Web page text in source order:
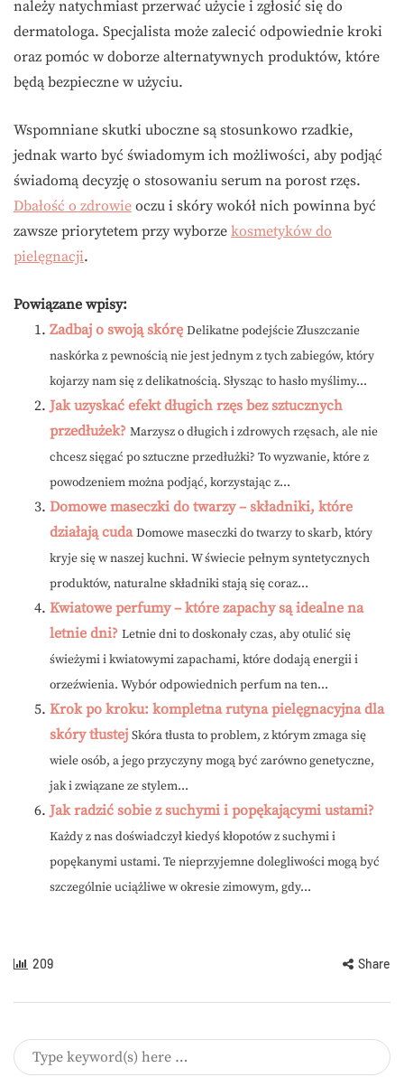
należy natychmiast przerwać użycie i zgłosić się do
dermatologa. Specjalista może zalecić odpowiednie kroki
oraz pomóc w doborze alternatywnych produktów, które
będą bezpieczne w użyciu.
Wspomniane skutki uboczne są stosunkowo rzadkie,
jednak warto być świadomym ich możliwości, aby podjąć
świadomą decyzję o stosowaniu serum na porost rzęs.
Dbałość o zdrowie oczu i skóry wokół nich powinna być
zawsze priorytetem przy wyborze kosmetyków do
pielęgnacji.
Powiązane wpisy:
Zadbaj o swoją skórę Delikatne podejście Złuszczanie
naskórka z pewnością nie jest jednym z tych zabiegów, który
kojarzy nam się z delikatnością. Słysząc to hasło myślimy...
Jak uzyskać efekt długich rzęs bez sztucznych
przedłużek? Marzysz o długich i zdrowych rzęsach, ale nie
chcesz sięgać po sztuczne przedłużki? To wyzwanie, które z
powodzeniem można podjąć, korzystając z...
Domowe maseczki do twarzy – składniki, które
działają cuda Domowe maseczki do twarzy to skarb, który
kryje się w naszej kuchni. W świecie pełnym syntetycznych
produktów, naturalne składniki stają się coraz...
Kwiatowe perfumy – które zapachy są idealne na
letnie dni? Letnie dni to doskonały czas, aby otulić się
świeżymi i kwiatowymi zapachami, które dodają energii i
orzeźwienia. Wybór odpowiednich perfum na ten...
Krok po kroku: kompletna rutyna pielęgnacyjna dla
skóry tłustej Skóra tłusta to problem, z którym zmaga się
wiele osób, a jego przyczyny mogą być zarówno genetyczne,
jak i związane ze stylem...
Jak radzić sobie z suchymi i popękającymi ustami?
Każdy z nas doświadczył kiedyś kłopotów z suchymi i
popękanymi ustami. Te nieprzyjemne dolegliwości mogą być
szczególnie uciążliwe w okresie zimowym, gdy...
209 Share